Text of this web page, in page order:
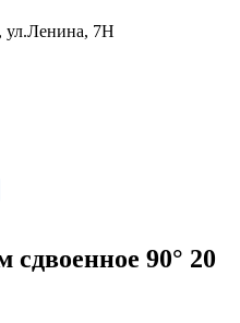
ул.Ленина, 7Н
сдвоенное 90° 20